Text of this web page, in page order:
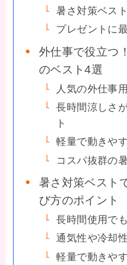
暑さ対策ベス
プレゼントに
外仕事で役立つ
のベスト4選
人気の外仕事
長時間涼しさ
ト
軽量で動きや
コスパ抜群の
暑さ対策ベスト
び方のポイント
長時間使用で
通気性や冷却
軽量で動きや